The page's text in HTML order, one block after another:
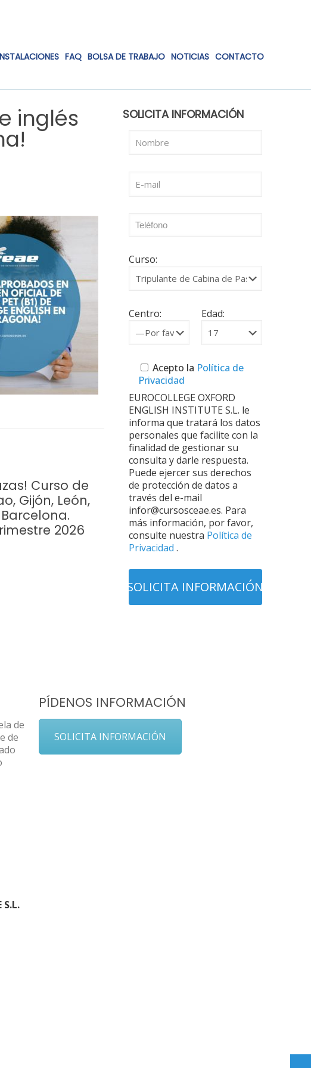
FAQ BOLSA DE TRABAJO NOTICIAS CONTACTO
inglés
Curso de
Gijón, León,
2026
SOLICITA INFORMACIÓN
Curso:
Centro: Edad:
Acepto la Política de
Privacidad
EUROCOLLEGE OXFORD
ENGLISH INSTITUTE S.L. le
informa que tratará los datos
personales que facilite con la
finalidad de gestionar su
consulta y darle respuesta.
Puede ejercer sus derechos
de protección de datos a
través del e-mail
infor@cursosceae.es. Para
más información, por favor,
consulte nuestra Política de
Privacidad .
de
de
S.L.
PÍDENOS INFORMACIÓN
SOLICITA INFORMACIÓN